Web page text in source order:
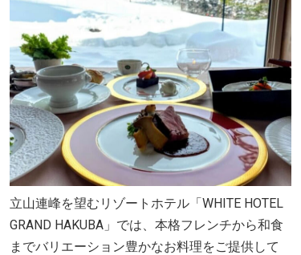
立山連峰を望むリゾートホテル「WHITE HOTEL
GRAND HAKUBA」では、本格フレンチから和食
までバリエーション豊かなお料理をご提供して